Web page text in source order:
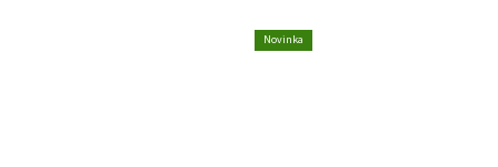
Novinka